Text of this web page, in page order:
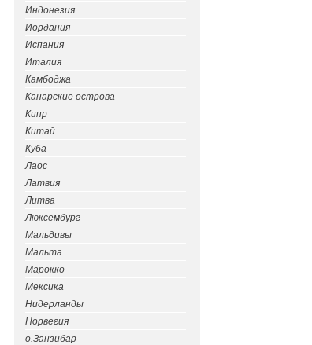
Индонезия
Иордания
Испания
Италия
Камбоджа
Канарские острова
Кипр
Китай
Куба
Лаос
Латвия
Литва
Люксембург
Мальдивы
Мальта
Марокко
Мексика
Нидерланды
Норвегия
о.Занзибар